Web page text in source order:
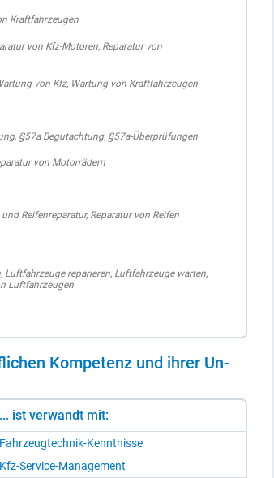
Kraftfahrzeugen
von Kfz-Motoren, Reparatur von
von Kfz, Wartung von Kraftfahrzeugen
, §57a Begutachtung, §57a-Überprüfungen
von Motorrädern
Reifenreparatur, Reparatur von Reifen
, Luftfahrzeuge reparieren, Luftfahrzeuge warten,
Luftfahrzeugen
Kom­pe­tenz und ih­rer Un­
... ist verwandt mit:
Fahrzeugtechnik-Kenntnisse
Kfz-Service-Management